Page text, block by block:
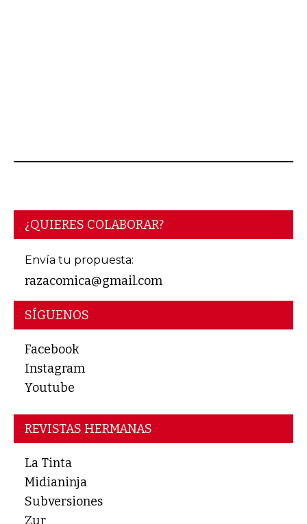
¿QUIERES COLABORAR?
Envía tu propuesta:
razacomica@gmail.com
SÍGUENOS
Facebook
Instagram
Youtube
REVISTAS HERMANAS
La Tinta
Midianinja
Subversiones
Zur